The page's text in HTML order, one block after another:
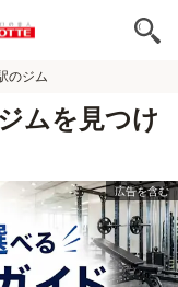
のジム
ムを見つけ